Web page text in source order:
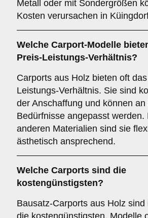
Metall oder mit Sondergrößen
Kosten verursachen in
Welche Carport-Modelle
Preis-Leistungs-Verhältnis?
Carports aus Holz bieten oft
Leistungs-Verhältnis. Sie sind
der Anschaffung und können
Bedürfnisse angepasst werden.
anderen Materialien sind sie
ästhetisch ansprechend.
Welche Carports sind die
kostengünstigsten?
Bausatz-Carports aus Holz sind
die kostengünstigsten. Modelle